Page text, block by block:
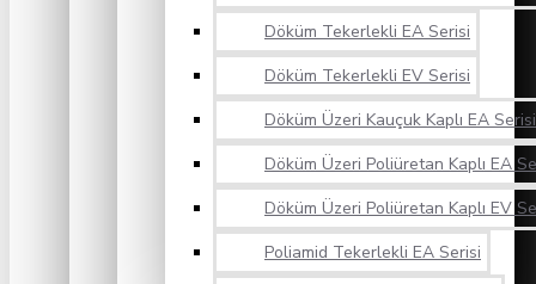
Döküm Tekerlekli EA Serisi
Döküm Tekerlekli EV Serisi
Döküm Üzeri Kauçuk Kaplı EA Serisi
Döküm Üzeri Poliüretan Kaplı EA
Döküm Üzeri Poliüretan Kaplı EV
Poliamid Tekerlekli EA Serisi